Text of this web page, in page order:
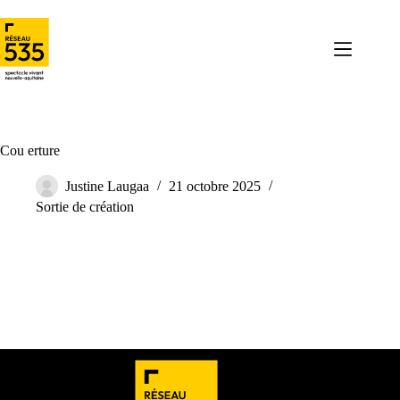
Cou erture
Justine Laugaa
21 octobre 2025
Sortie de création